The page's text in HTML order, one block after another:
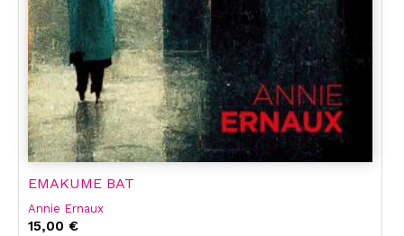
EMAKUME BAT
Annie Ernaux
15,00 €